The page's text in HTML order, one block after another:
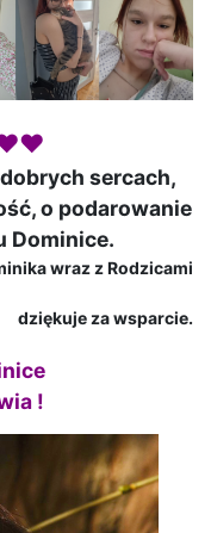
sercach,
o podarowanie
Dominice.
wraz z Rodzicami
dziękuje za wsparcie.
!